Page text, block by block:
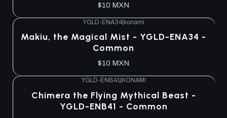
$10 MXN
YGLD-ENA34| konami
Makiu, the Magical Mist - YGLD-ENA34 -
Common
$10 MXN
YGLD-ENB41| KONAMI
Chimera the Flying Mythical Beast -
YGLD-ENB41 - Common